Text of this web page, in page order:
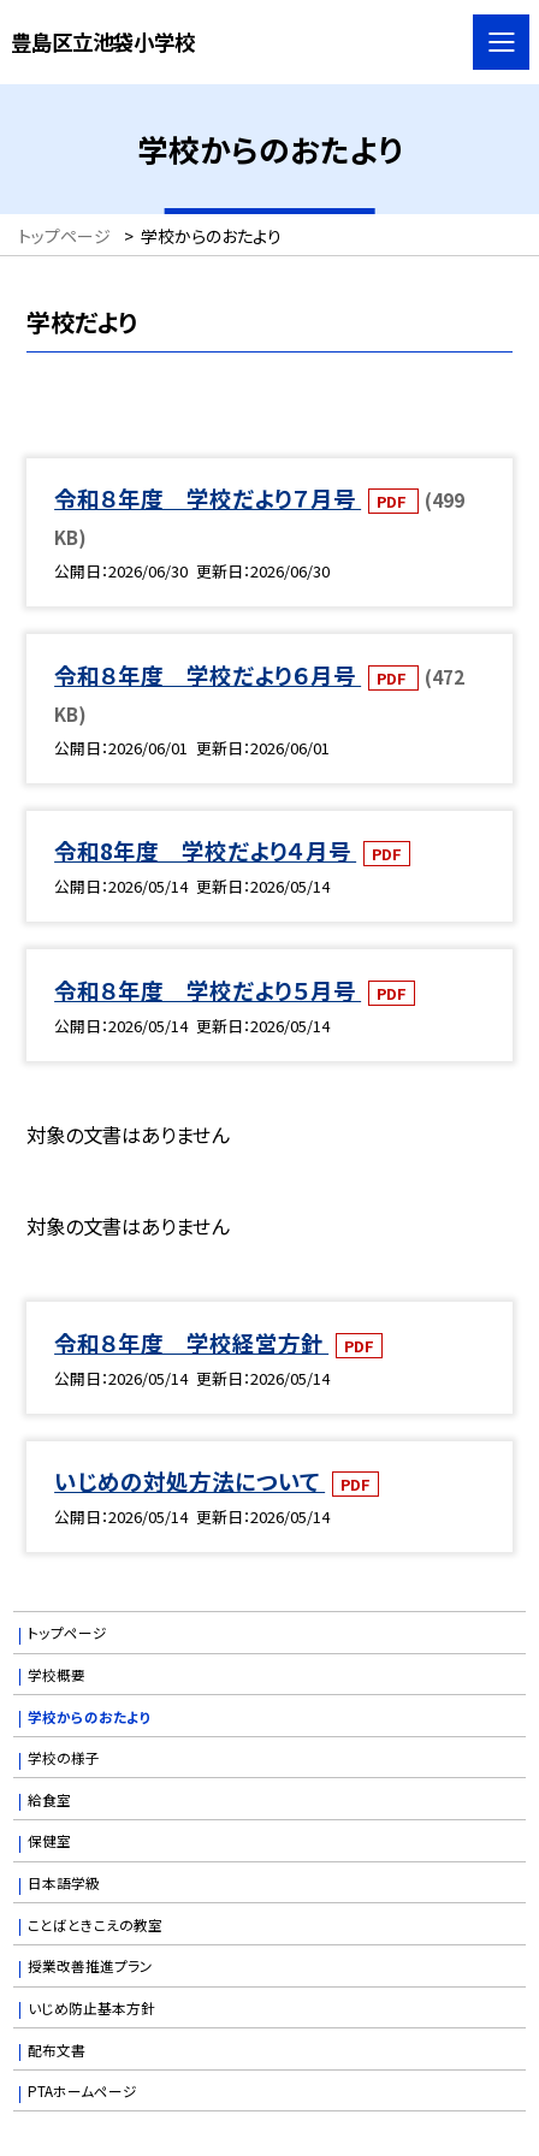
豊島区立池袋小学校
学校からのおたより
トップページ > 学校からのおたより
学校だより
令和８年度 学校だより７月号 PDF
(499
KB)
公開日 2026/06/30 更新日 2026/06/30
令和８年度 学校だより６月号 PDF
(472
KB)
公開日 2026/06/01 更新日 2026/06/01
令和8年度 学校だより４月号
PDF
公開日 2026/05/14 更新日 2026/05/14
令和８年度 学校だより５月号
PDF
公開日 2026/05/14 更新日 2026/05/14
対象の文書はありません
対象の文書はありません
令和８年度 学校経営方針
PDF
公開日 2026/05/14 更新日 2026/05/14
いじめの対処方法について
PDF
公開日 2026/05/14 更新日 2026/05/14
トップページ
学校概要
学校からのおたより
学校の様子
給食室
保健室
日本語学級
ことばときこえの教室
授業改善推進プラン
いじめ防止基本方針
配布文書
PTAホームページ